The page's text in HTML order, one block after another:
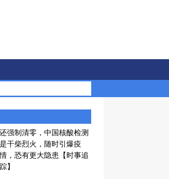
还强制清零，中国核酸检测
是干柴烈火，随时引爆疫
，恐有更大隐患【时事追
踪】